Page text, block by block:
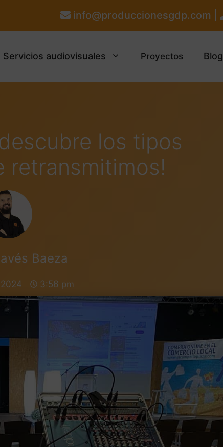
info@produccionesgdp.com |
Servicios audiovisuales Proyectos Blog
los tipos
retransmitimos!
Baeza
3:56 pm